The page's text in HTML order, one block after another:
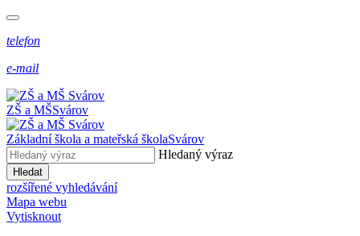
telefon
e-mail
ZŠ a MŠSvárov
Základní škola a mateřská školaSvárov
Hledaný výraz
Hledat
rozšířené vyhledávání
Mapa webu
Vytisknout